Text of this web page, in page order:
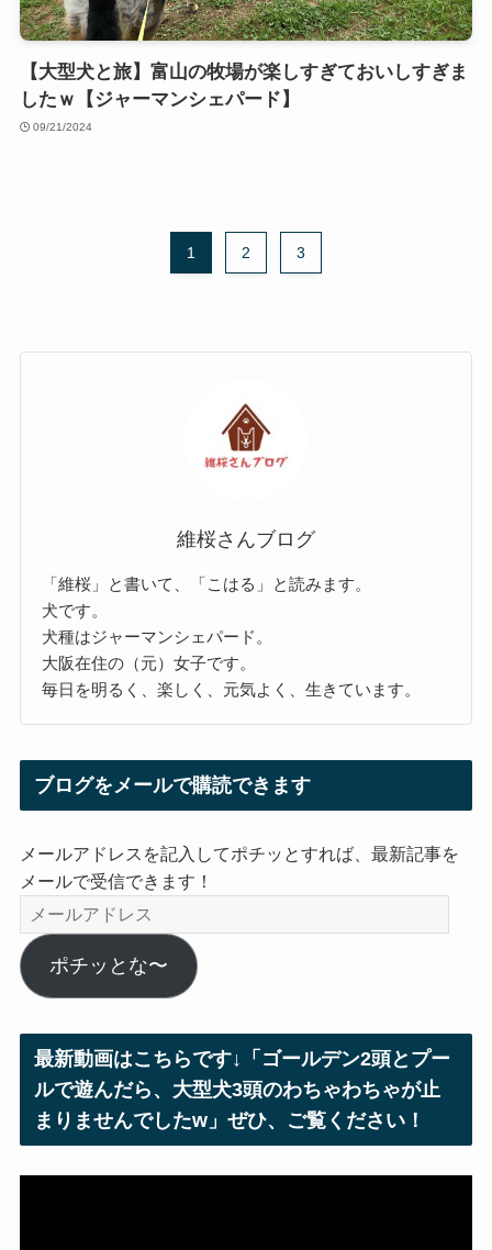
【大型犬と旅】富山の牧場が楽しすぎておいしすぎま
したｗ【ジャーマンシェパード】
09/21/2024
1 2 3
維桜さんブログ
「維桜」と書いて、「こはる」と読みます。
犬です。
犬種はジャーマンシェパード。
大阪在住の（元）女子です。
毎日を明るく、楽しく、元気よく、生きています。
ブログをメールで購読できます
メールアドレスを記入してポチッとすれば、最新記事を
メールで受信できます！
メ
ー
ル
ア
ス
ポチッとな〜
最新動画はこちらです↓「ゴールデン2頭とプー
ルで遊んだら、大型犬3頭のわちゃわちゃが止
まりませんでしたw」ぜひ、ご覧ください！